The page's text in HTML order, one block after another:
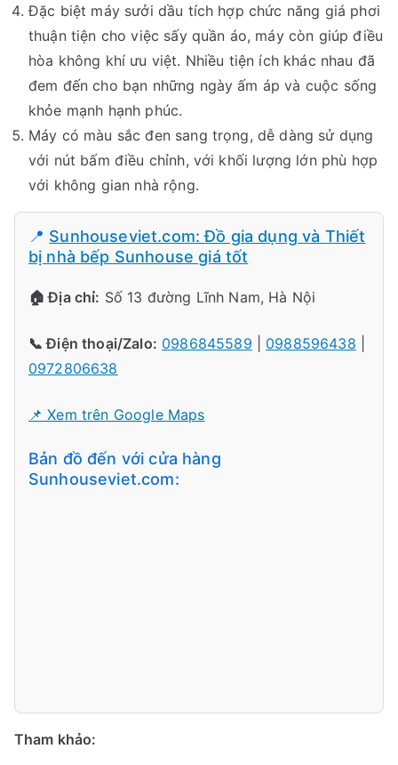
Đặc biệt máy sưởi dầu tích hợp chức năng giá phơi
thuận tiện cho việc sấy quần áo, máy còn giúp điều
hòa không khí ưu việt. Nhiều tiện ích khác nhau đã
đem đến cho bạn những ngày ấm áp và cuộc sống
khỏe mạnh hạnh phúc.
Máy có màu sắc đen sang trọng, dễ dàng sử dụng
với nút bấm điều chỉnh, với khối lượng lớn phù hợp
với không gian nhà rộng.
📍 Sunhouseviet.com: Đồ gia dụng và Thiết
bị nhà bếp Sunhouse giá tốt
🏠 Địa chỉ: Số 13 đường Lĩnh Nam, Hà Nội
📞 Điện thoại/Zalo: 0986845589 0988596438
0972806638
📌 Xem trên Google Maps
Bản đồ đến với cửa hàng
Sunhouseviet.com:
Tham khảo: